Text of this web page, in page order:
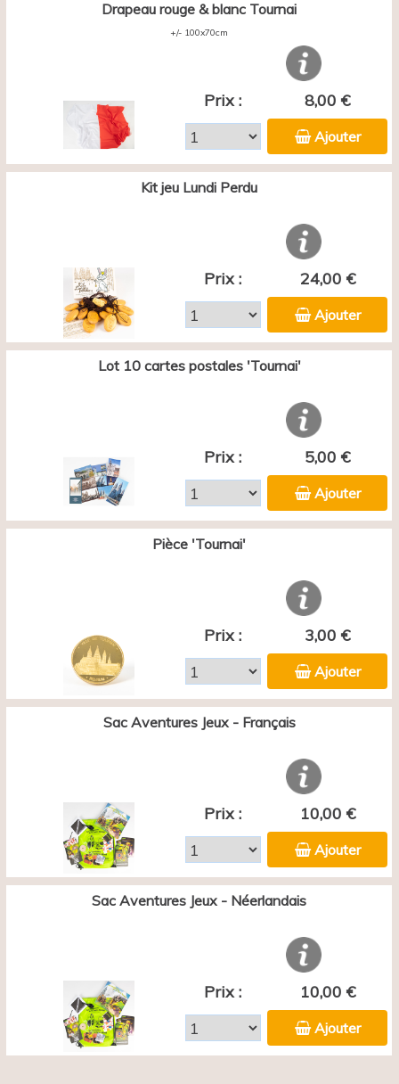
Drapeau rouge & blanc Tournai
+/- 100x70cm
Prix : 8,00 €
Ajouter
Kit jeu Lundi Perdu
Prix : 24,00 €
Ajouter
Lot 10 cartes postales 'Tournai'
Prix : 5,00 €
Ajouter
Pièce 'Tournai'
Prix : 3,00 €
Ajouter
Sac Aventures Jeux - Français
Prix : 10,00 €
Ajouter
Sac Aventures Jeux - Néerlandais
Prix : 10,00 €
Ajouter